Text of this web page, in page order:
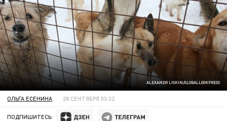
ALEXANDR LISKIN/GLOBALLOOKPRESS
ОЛЬГА ЕСЕНИНА 28 СЕНТЯБРЯ 03:32
ПОДПИШИТЕСЬ: